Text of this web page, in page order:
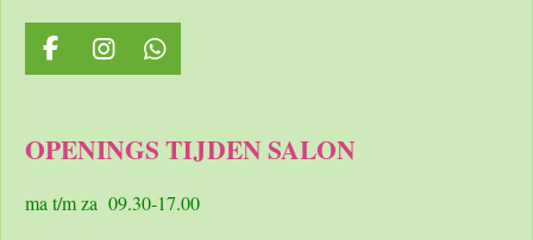
F
a
b
o
I
n
a
r
W
h
s
p
OPENINGS TIJDEN SALON
ma t/m za 09.30-17.00